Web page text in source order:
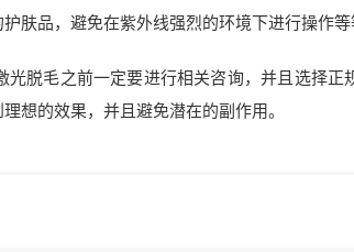
肤品，避免在紫外线强烈的环境下进行操作等
脱毛之前一定要进行相关咨询，并且选择正
想的效果，并且避免潜在的副作用。